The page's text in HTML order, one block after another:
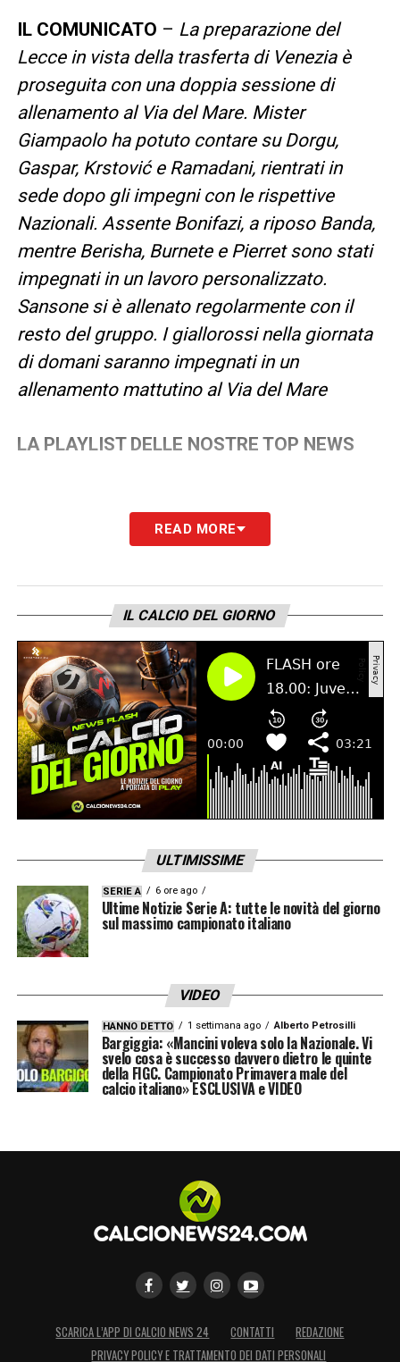
IL COMUNICATO – La preparazione del
Lecce in vista della trasferta di Venezia è
proseguita con una doppia sessione di
allenamento al Via del Mare. Mister
Giampaolo ha potuto contare su Dorgu,
Gaspar, Krstović e Ramadani, rientrati in
sede dopo gli impegni con le rispettive
Nazionali. Assente Bonifazi, a riposo Banda,
mentre Berisha, Burnete e Pierret sono stati
impegnati in un lavoro personalizzato.
Sansone si è allenato regolarmente con il
resto del gruppo. I giallorossi nella giornata
di domani saranno impegnati in un
allenamento mattutino al Via del Mare
LA PLAYLIST DELLE NOSTRE TOP NEWS
READ MORE
IL CALCIO DEL GIORNO
ULTIMISSIME
SERIE A 6 ore ago
Ultime Notizie Serie A: tutte le novità del giorno
sul massimo campionato italiano
VIDEO
HANNO DETTO 1 settimana ago Alberto Petrosilli
Bargiggia: «Mancini voleva solo la Nazionale. Vi
svelo cosa è successo davvero dietro le quinte
della FIGC. Campionato Primavera male del
calcio italiano» ESCLUSIVA e VIDEO
SCARICA L’APP DI CALCIO NEWS 24 CONTATTI
REDAZIONE
PRIVACY POLICY E TRATTAMENTO DEI DATI PERSONALI